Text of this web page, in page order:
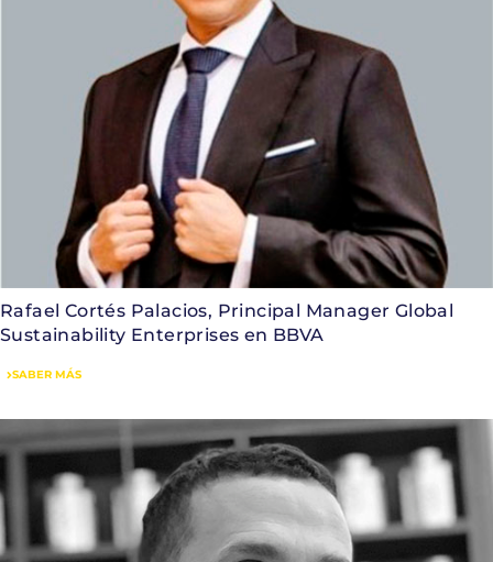
Rafael Cortés Palacios, Principal Manager Global
Sustainability Enterprises en BBVA
SABER MÁS